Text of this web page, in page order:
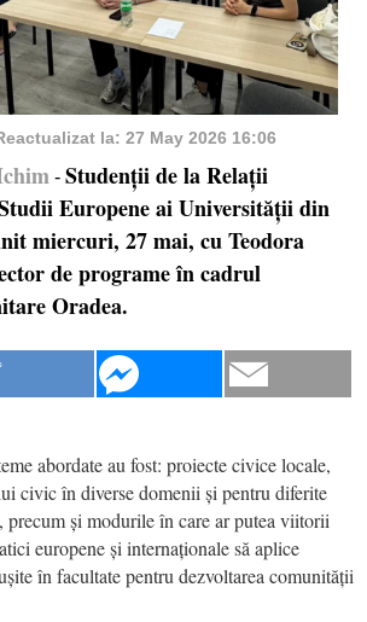
la: 27 May 2026 16:06
- Studenții de la Relații
Europene ai Universității din
miercuri, 27 mai, cu Teodora
de programe în cadrul
Oradea.
abordate au fost: proiecte civice locale,
civic în diverse domenii și pentru diferite
și modurile în care ar putea viitorii
europene și internaționale să aplice
în facultate pentru dezvoltarea comunității